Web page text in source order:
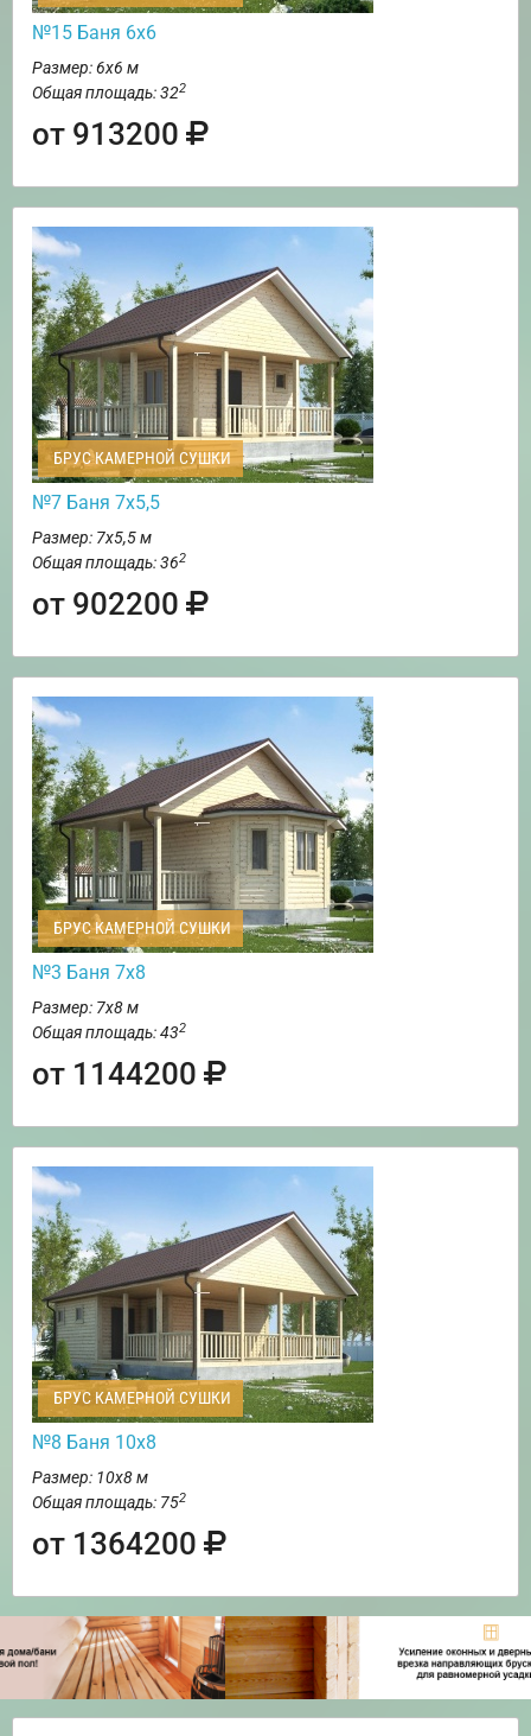
№15 Баня 6х6
Размер: 6х6 м
Общая площадь: 322
от 913200
БРУС КАМЕРНОЙ СУШКИ
№7 Баня 7х5,5
Размер: 7х5,5 м
Общая площадь: 362
от 902200
БРУС КАМЕРНОЙ СУШКИ
№3 Баня 7х8
Размер: 7х8 м
Общая площадь: 432
от 1144200
БРУС КАМЕРНОЙ СУШКИ
№8 Баня 10х8
Размер: 10х8 м
Общая площадь: 752
от 1364200